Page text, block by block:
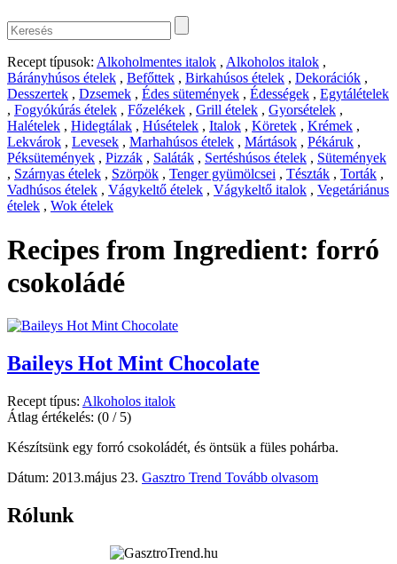
Recept típusok: Alkoholmentes italok , Alkoholos italok ,
Bárányhúsos ételek , Befőttek , Birkahúsos ételek , Dekorációk ,
Desszertek , Dzsemek , Édes sütemények , Édességek , Egytálételek
, Fogyókúrás ételek , Főzelékek , Grill ételek , Gyorsételek ,
Halételek , Hidegtálak , Húsételek , Italok , Köretek , Krémek ,
Lekvárok , Levesek , Marhahúsos ételek , Mártások , Pékáruk ,
Péksütemények , Pizzák , Saláták , Sertéshúsos ételek , Sütemények
, Szárnyas ételek , Szörpök , Tenger gyümölcsei , Tészták , Torták ,
Vadhúsos ételek , Vágykeltő ételek , Vágykeltő italok , Vegetáriánus
ételek , Wok ételek
Recipes from Ingredient: forró
csokoládé
Baileys Hot Mint Chocolate
Recept típus: Alkoholos italok
Átlag értékelés: (0 / 5)
Készítsünk egy forró csokoládét, és öntsük a füles pohárba.
Dátum: 2013.május 23. Gasztro Trend Tovább olvasom
Rólunk